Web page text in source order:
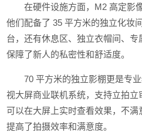
在硬件设施方面，M2 高定影
他们配备了 35 平方米的独立化妆
台，还有休息区、独立衣帽间、
保障了新人的私密性和舒适度。
70 平方米的独立影棚更是专
视大屏商业联机系统，支持立拍
可以在大屏上实时查看效果，不
提高了拍摄效率和满意度。